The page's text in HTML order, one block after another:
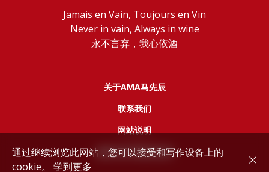
Jamais en Vain, Toujours en Vin
Never in vain, Always in wine
永不言弃，我心依酒
关于AMA马先辰
联系我们
网站说明
服务协议和隐私政策
通过继续浏览此网站，您可以接受和写作设备上的
cookie。 学到更多